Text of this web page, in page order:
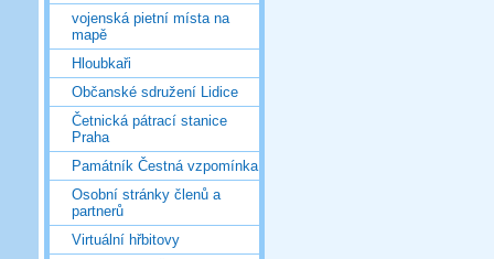
vojenská pietní místa na
mapě
Hloubkaři
Občanské sdružení Lidice
Četnická pátrací stanice
Praha
Památník Čestná vzpomínka
Osobní stránky členů a
partnerů
Virtuální hřbitovy